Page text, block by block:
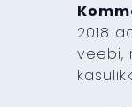
2018
veebi,